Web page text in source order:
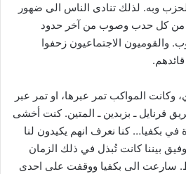
وبه. لذلك تنادى الناس الى ضهور
من كل حدب وصوب من آخر حدود
والقوميون الاجتماعيون زحفوا
المواكب تمر عبرها، او تمر عبر
قرنايل ـ بزبدين ـ المتين. كنت أخشى
في بكفيا… كنا نعرف انهم يكيدون لنا
بيننا كانت تُبذل في ذلك الزمان
سارعت الى بكفيا ووقفت على احدى